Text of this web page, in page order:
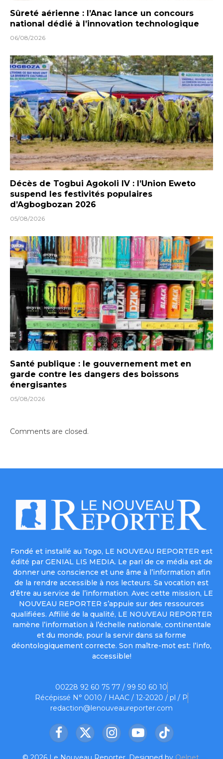
Sûreté aérienne : l’Anac lance un concours
national dédié à l’innovation technologique
06/08/2026
Décès de Togbui Agokoli IV : l’Union Eweto
suspend les festivités populaires
d’Agbogbozan 2026
05/08/2026
Santé publique : le gouvernement met en
garde contre les dangers des boissons
énergisantes
05/08/2026
Comments are closed.
Fondé et installé au Togo, LE NOUVEAU REPORTER est
édité par GENIAL LIS MEDIA. Le pari de ce média est de
donner une conscience et une âme à l’information afin
de la rendre accessible à nos lecteurs. Sa vocation est
d’être au service de l’information. Avec cette mission, LE
NOUVEAU REPORTER s’appuie sur des ressources
qualifiées. Affilié de la qualité, LE NOUVEAU REPORTER
ramène l’information à l’échelle nationale, continentale
et du monde, pour la servir dans sa forme
déontologiquement correcte. Son maître-mot est: l’info,
accessible!
00228 92 60 75 77 / 99 50 60 10
Récépissé N° 0010 / HAAC / 12-2020 / pl / P
redaction@lenouveaureporter.com
Facebook
X
InstagramYouTubeTikTok